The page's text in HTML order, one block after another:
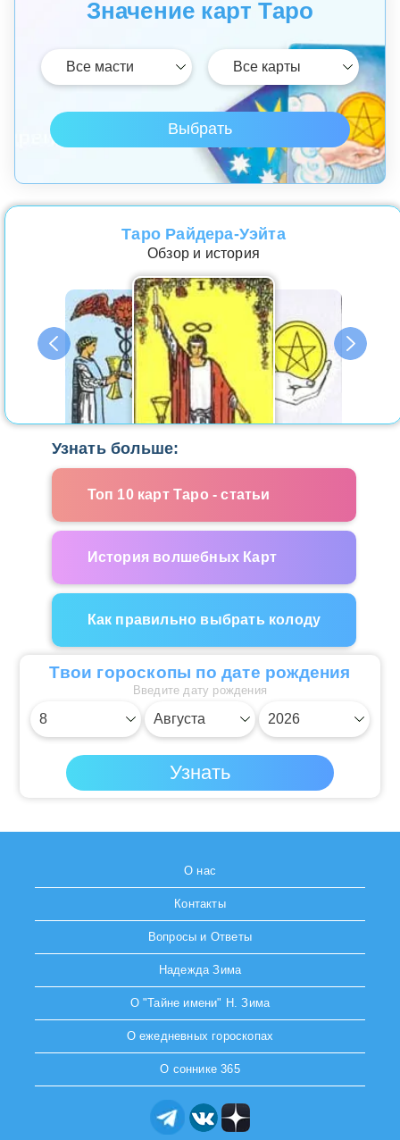
Значение карт Таро
Таро Райдера-Уэйта
Обзор и история
Узнать больше:
Топ 10 карт Таро - статьи
История волшебных Карт
Как правильно выбрать колоду
Твои гороскопы по дате рождения
Введите дату рождения
О нас
Контакты
Вопросы и Ответы
Надежда Зима
О "Тайне имени" Н. Зима
О ежедневных гороскопах
О соннике 365